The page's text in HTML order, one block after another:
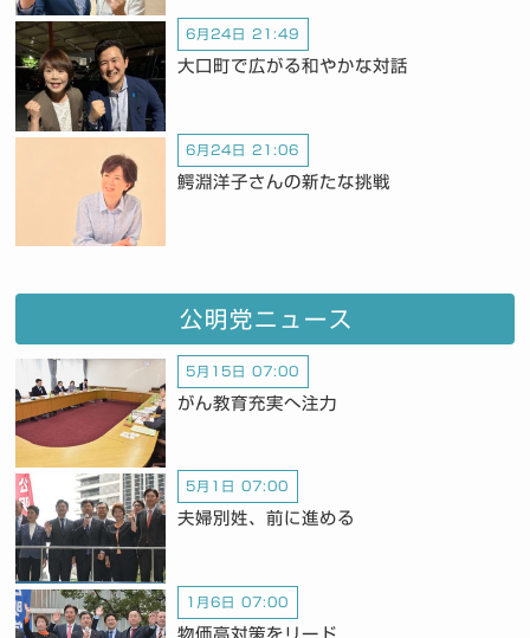
6月24日 21:49
大口町で広がる和やかな対話
6月24日 21:06
鰐淵洋子さんの新たな挑戦
公明党ニュース
5月15日 07:00
がん教育充実へ注力
5月1日 07:00
夫婦別姓、前に進める
1月6日 07:00
物価高対策をリード